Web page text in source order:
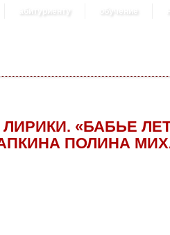
абитуриенту обучение
ЛИРИКИ. «БАБЬЕ
ПОЛИНА